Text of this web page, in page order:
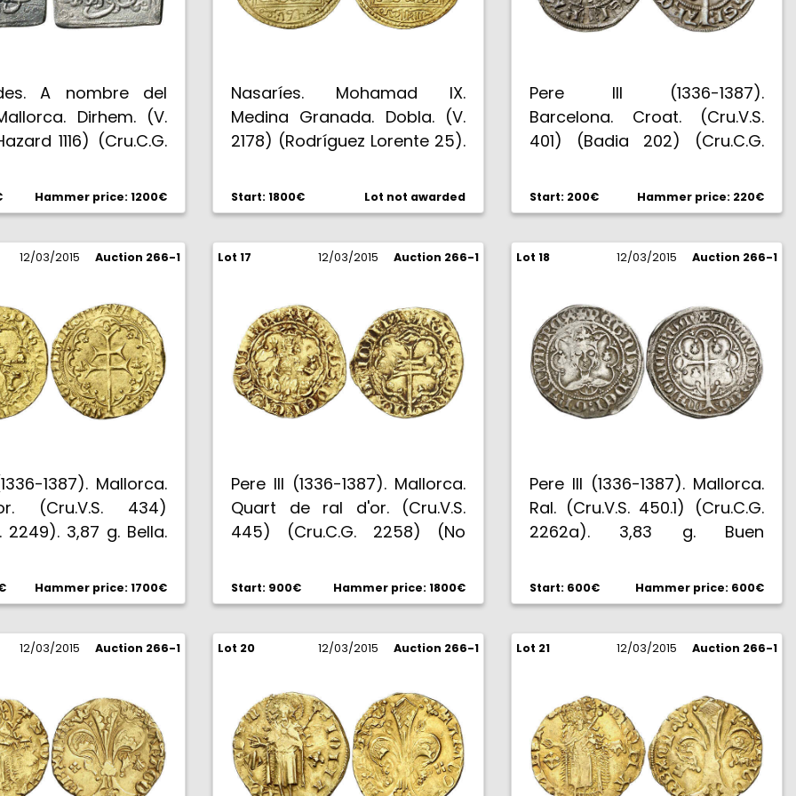
A nombre del
Dirhem. (V.
1116) (Cru.C.G.
perfecta. Muy
.
Hammer price: 1200€
Nasaríes. Mohamad IX.
Medina Granada. Dobla. (V.
2178) (Rodríguez Lorente 25).
hojita en anverso anterior a
la acuñación. Rara. EBC+.
Start: 1800€ Lot not awarded
Pere III (1336-1387).
Barcelona. Croat. (Cru.V.S.
401) (Badia 202) (Cru.C.G.
pétalos. A, V y T latinas. Bella.
Escasa así. EBC-.
Start: 200€ Hammer price: 220€
12/03/2015 Auction 266-1
1387). Mallorca.
(Cru.V.S. 434)
2249). 3,87 g. Bella.
Hammer price: 1700€
Lot 17 12/03/2015 Auction 266-1
Pere III (1336-1387). Mallorca.
Quart de ral d'or. (Cru.V.S.
445) (Cru.C.G. 2258) (No
Caballero de las Yndias).
0,96 g. Muy rara. MBC+.
Start: 900€ Hammer price: 1800€
Lot 18 12/03/2015 Auction 266-1
Pere III (1336-1387). Mallorca.
Ral. (Cru.V.S. 450.1) (Cru.C.G.
2262a). 3,83 g. Buen
MBC+/EBC-.
Start: 600€ Hammer price: 600€
12/03/2015 Auction 266-1 Lot 20 12/03/2015 Auction 266-1 Lot 21 12/03/2015 Auction 266-1